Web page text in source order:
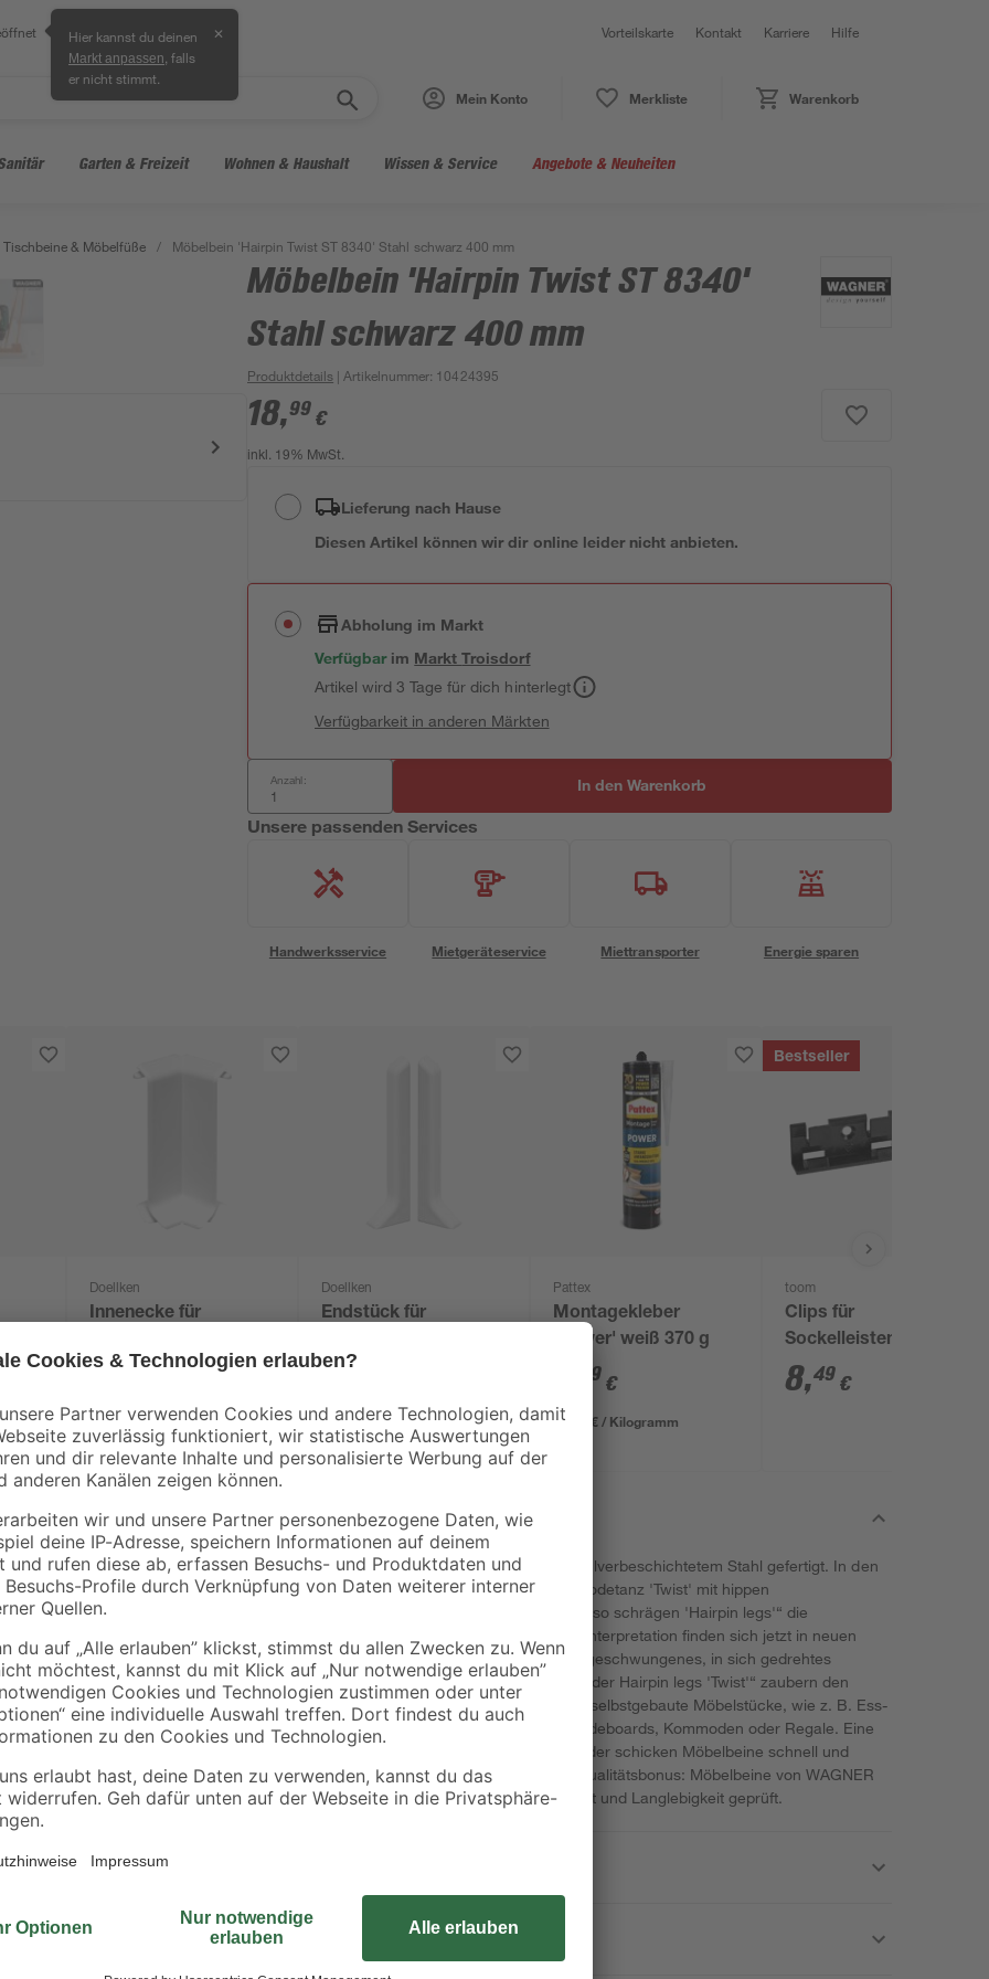
Hier kannst du deinen
Markt anpassen , falls
er nicht stimmt.
✕ Vorteilskarte Kontakt Karriere Hilfe
Mein Konto Merkliste Warenkorb
Garten & Freizeit Wohnen & Haushalt Wissen & Service Angebote & Neuheiten
Tischbeine & Möbelfüße / Möbelbein 'Hairpin Twist ST 8340' Stahl schwarz 400 mm
Möbelbein 'Hairpin Twist ST 8340'
Stahl schwarz 400 mm
Produktdetails | Artikelnummer: 10424395
18,99 €
inkl. 19% MwSt.
Lieferung nach Hause
Diesen Artikel können wir dir online leider nicht anbieten.
Abholung im Markt
Verfügbar im MarktTroisdorf
Artikel wird 3 Tage für dich hinterlegt
Verfügbarkeit in anderen Märkten
Anzahl: In den Warenkorb
Unsere passenden Services
Handwerksservice Mietgeräteservice Miettransporter Energie sparen
Doellken
Innenecke für
9' weiß, 1 Stück
3,19
Doellken
Endstück für
Sockelleiste 'System
3,19
Pattex
Montagekleber
'Power' weiß 370 g
99 €
21,59 € / Kilogramm
Bestseller
toom
Clips für
Sockelleisten 'Nr. 1'
schwarz, 20 Stück
8,49 €
Das Möbelbein 'Hairpin Twist ST 8340' ist aus pulverbeschichtetem Stahl gefertigt. In den
frühen Sechzigerjahren eroberte der schräge Modetanz 'Twist' mit hippen
Drehbewegungen die Tanzböden – und die ebenso schrägen 'Hairpin legs'“ die
Wohnzimmer. Beide Mega-Trends in moderner Interpretation finden sich jetzt in neuen
'Hairpin legs' im 'Twist'-Design von Wagner. Ihr geschwungenes, in sich gedrehtes
Metallgestänge und die leicht ausgestellte Form der Hairpin legs 'Twist'“ zaubern den
beliebten Midcentury-Style an vorhandene oder selbstgebaute Möbelstücke, wie z. B. Ess-
und Schreibtische, Beistelltischchen, Hocker, Sideboards, Kommoden oder Regale. Eine
integrierte Anschraubplatte macht die Montage der schicken Möbelbeine schnell und
bequem: Einfach anschrauben – fertig! Unser Qualitätsbonus: Möbelbeine von WAGNER
sind Markenprodukte und auf Qualität, Sicherheit und Langlebigkeit geprüft.